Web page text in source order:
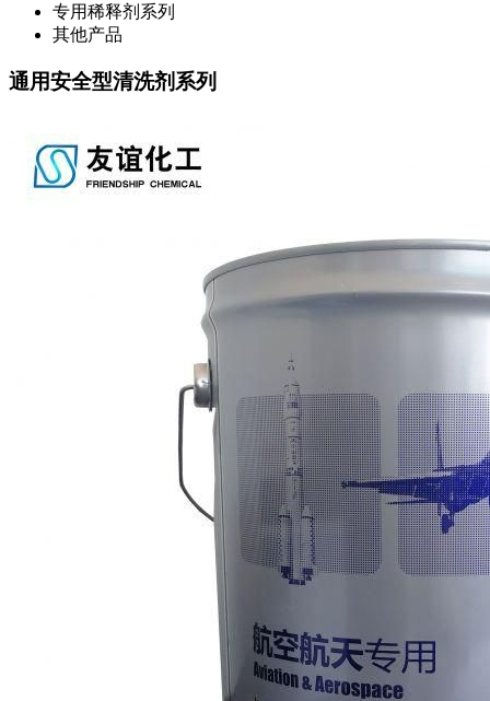
专用稀释剂系列
其他产品
通用安全型清洗剂系列